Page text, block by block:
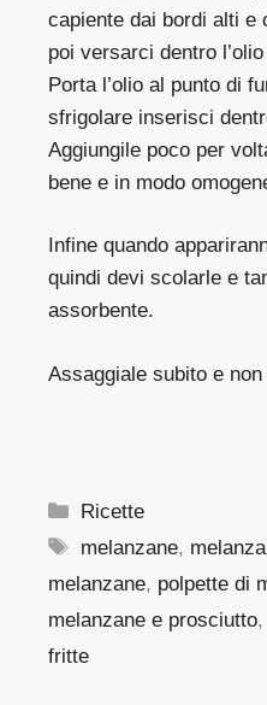
capiente dai bordi alti e
poi versarci dentro
Porta l’olio al punto di
sfrigolare inserisci
Aggiungile poco per
bene e in modo
Infine quando
quindi devi scolarle e
assorbente.
Assaggiale subito e
Categorie
Ricette
Tag
melanzane,
melanzane, polpette di
melanzane e prosciutto,
fritte